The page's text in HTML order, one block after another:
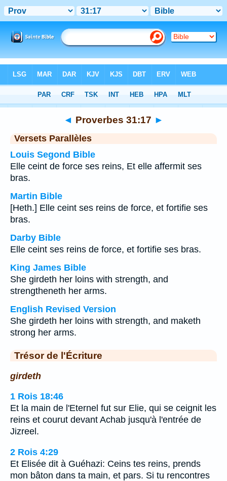
Chapitre 31 > Verset 17
◄ Proverbes 31:17 ►
Versets Parallèles
Louis Segond Bible
Elle ceint de force ses reins, Et elle affermit ses
bras.
Martin Bible
[Heth.] Elle ceint ses reins de force, et fortifie ses
bras.
Darby Bible
Elle ceint ses reins de force, et fortifie ses bras.
King James Bible
She girdeth her loins with strength, and
strengtheneth her arms.
English Revised Version
She girdeth her loins with strength, and maketh
strong her arms.
Trésor de l'Écriture
girdeth
1 Rois 18:46
Et la main de l'Eternel fut sur Elie, qui se ceignit les
reins et courut devant Achab jusqu'à l'entrée de
Jizreel.
2 Rois 4:29
Et Elisée dit à Guéhazi: Ceins tes reins, prends
mon bâton dans ta main, et pars. Si tu rencontres